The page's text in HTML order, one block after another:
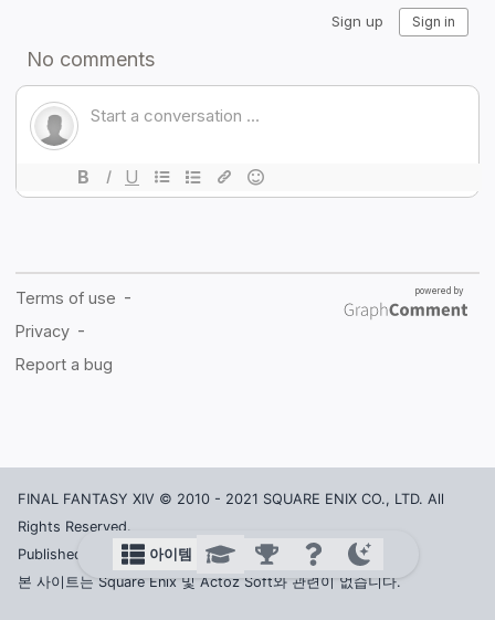
FINAL FANTASY XIV © 2010 - 2021 SQUARE ENIX CO., LTD. All
Rights Reserved.
Published in Korea by ACTOZ SOFT CO., LTD.
본 사이트는 Square Enix 및 Actoz Soft와 관련이 없습니다.
아이템